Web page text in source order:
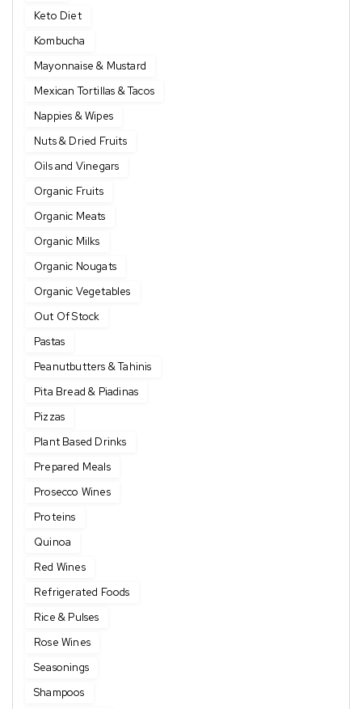
Keto Diet
Kombucha
Mayonnaise & Mustard
Mexican Tortillas & Tacos
Nappies & Wipes
Nuts & Dried Fruits
Oils and Vinegars
Organic Fruits
Organic Meats
Organic Milks
Organic Nougats
Organic Vegetables
Out Of Stock
Pastas
Peanutbutters & Tahinis
Pita Bread & Piadinas
Pizzas
Plant Based Drinks
Prepared Meals
Prosecco Wines
Proteins
Quinoa
Red Wines
Refrigerated Foods
Rice & Pulses
Rose Wines
Seasonings
Shampoos